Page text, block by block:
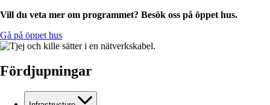
Vill du veta mer om programmet? Besök oss på öppet hus.
Gå på öppet hus
Fördjupningar